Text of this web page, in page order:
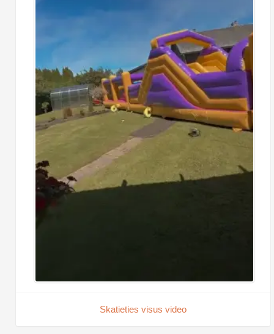
Skatieties visus video